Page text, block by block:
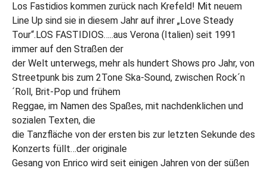
Los Fastidios kommen zurück nach Krefeld! Mit neuem
Line Up sind sie in diesem Jahr auf ihrer „Love Steady
Tour“.LOS FASTIDIOS…..aus Verona (Italien) seit 1991
immer auf den Straßen der
der Welt unterwegs, mehr als hundert Shows pro Jahr, von
Streetpunk bis zum 2Tone Ska-Sound, zwischen Rock´n
´Roll, Brit-Pop und frühem
Reggae, im Namen des Spaßes, mit nachdenklichen und
sozialen Texten, die
die Tanzfläche von der ersten bis zur letzten Sekunde des
Konzerts füllt…der originale
Gesang von Enrico wird seit einigen Jahren von der süßen